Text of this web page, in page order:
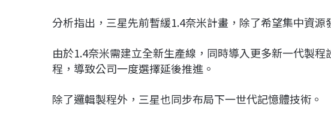
分析指出，三星先前暫緩1.4奈米計畫，除了希望集中資源
由於1.4奈米需建立全新生產線，同時導入更多新一代製
程，導致公司一度選擇延後推進。
除了邏輯製程外，三星也同步布局下一世代記憶體技術。